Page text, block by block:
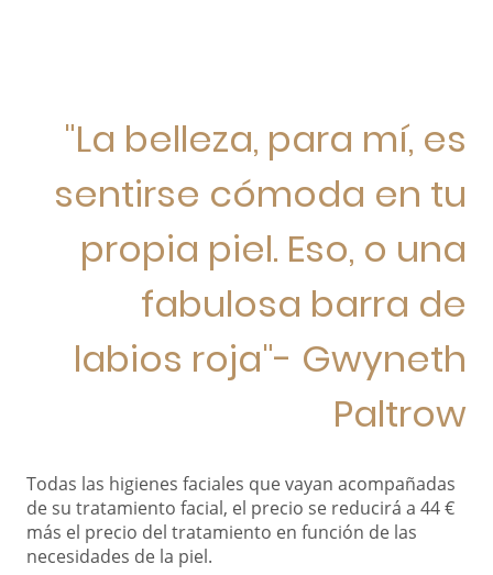
"La belleza, para mí, es
sentirse cómoda en tu
propia piel. Eso, o una
fabulosa barra de
labios roja"- Gwyneth
Paltrow
Todas las higienes faciales que vayan acompañadas
de su tratamiento facial, el precio se reducirá a 44 €
más el precio del tratamiento en función de las
necesidades de la piel.